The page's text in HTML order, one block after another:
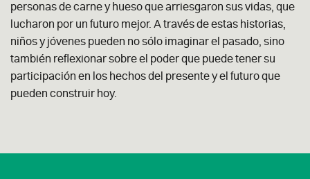
personas de carne y hueso que arriesgaron sus vidas, que
lucharon por un futuro mejor. A través de estas historias,
niños y jóvenes pueden no sólo imaginar el pasado, sino
también reflexionar sobre el poder que puede tener su
participación en los hechos del presente y el futuro que
pueden construir hoy.